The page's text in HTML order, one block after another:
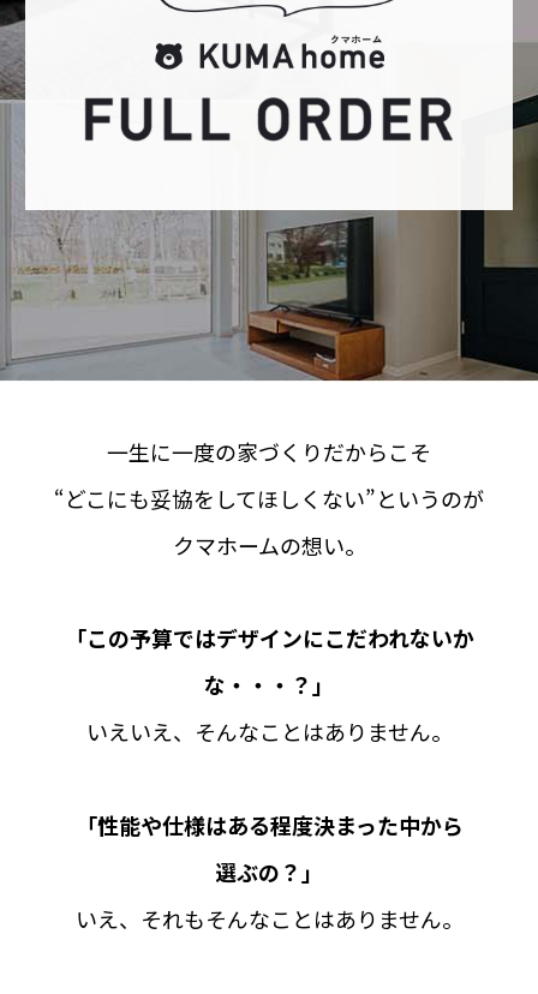
一生に一度の家づくりだからこそ
“どこにも妥協をしてほしくない”というのが
クマホームの想い。
「この予算ではデザインにこだわれないか
な・・・？」
いえいえ、そんなことはありません。
「性能や仕様はある程度決まった中から
選ぶの？」
いえ、それもそんなことはありません。